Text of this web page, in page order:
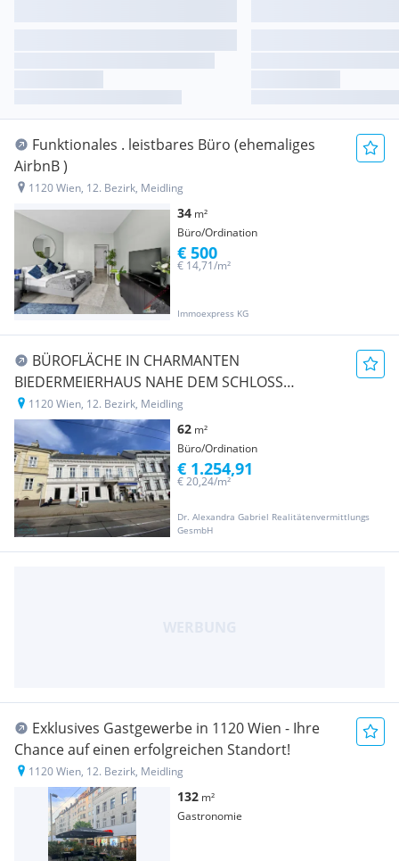
Funktionales . leistbares Büro (ehemaliges
AirbnB )
1120 Wien, 12. Bezirk, Meidling
34 m²
Büro/Ordination
Immoexpress KG
€ 14,71/m²
€ 500
BÜROFLÄCHE IN CHARMANTEN
BIEDERMEIERHAUS NAHE DEM SCHLOSS
HETZENDORF
1120 Wien, 12. Bezirk, Meidling
62 m²
Büro/Ordination
Dr. Alexandra Gabriel Realitätenvermittlungs
GesmbH
€ 20,24/m²
€ 1.254,91
Exklusives Gastgewerbe in 1120 Wien - Ihre
Chance auf einen erfolgreichen Standort!
1120 Wien, 12. Bezirk, Meidling
132 m²
Gastronomie